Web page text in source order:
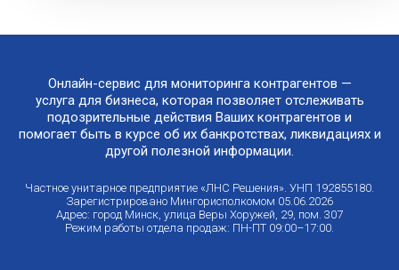
Онлайн-сервис для мониторинга контрагентов —
услуга для бизнеса, которая позволяет отслеживать
подозрительные действия Ваших контрагентов и
помогает быть в курсе об их банкротствах, ликвидациях и
другой полезной информации.
Частное унитарное предприятие «ЛНС Решения». УНП 192855180.
Зарегистрировано Мингорисполкомом 05.06.2026
Адрес: город Минск, улица Веры Хоружей, 29, пом. 307
Режим работы отдела продаж: ПН-ПТ 09:00–17:00.